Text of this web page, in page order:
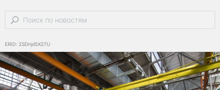
ERID: 2SDnjd5X27U